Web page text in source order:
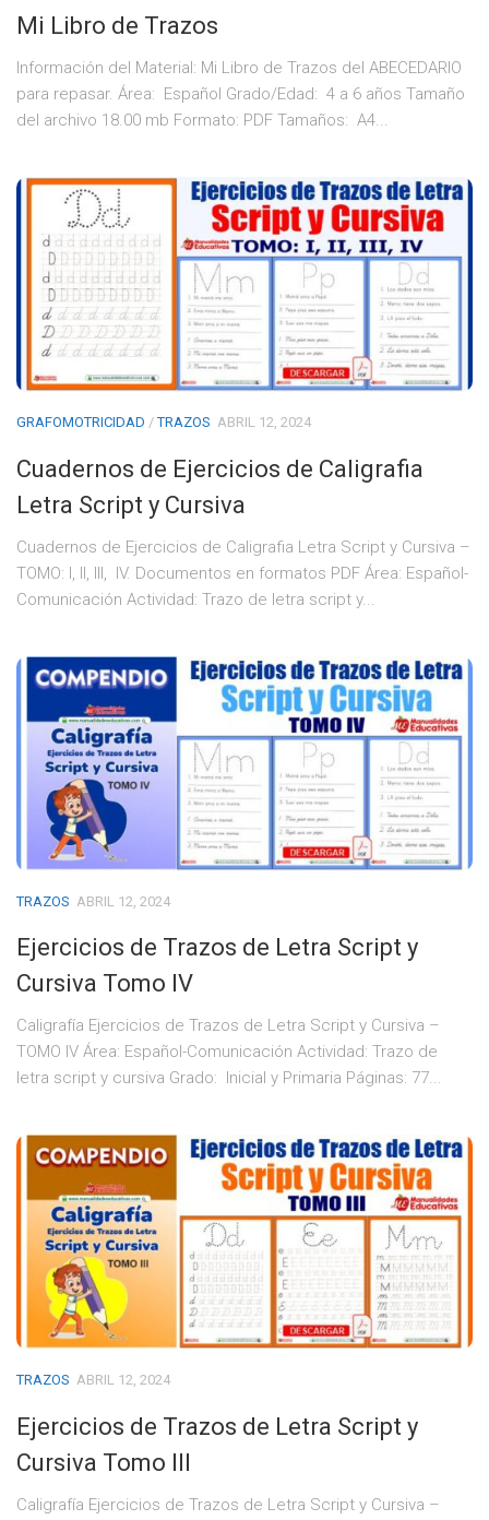
Mi Libro de Trazos
Información del Material: Mi Libro de Trazos del ABECEDARIO
para repasar. Área: Español Grado/Edad: 4 a 6 años Tamaño
del archivo 18.00 mb Formato: PDF Tamaños: A4...
GRAFOMOTRICIDAD /TRAZOS ABRIL 12, 2024
Cuadernos de Ejercicios de Caligrafia
Letra Script y Cursiva
Cuadernos de Ejercicios de Caligrafia Letra Script y Cursiva –
TOMO: I, II, III, IV. Documentos en formatos PDF Área: Español-
Comunicación Actividad: Trazo de letra script y...
TRAZOS ABRIL 12, 2024
Ejercicios de Trazos de Letra Script y
Cursiva Tomo IV
Caligrafía Ejercicios de Trazos de Letra Script y Cursiva –
TOMO IV Área: Español-Comunicación Actividad: Trazo de
letra script y cursiva Grado: Inicial y Primaria Páginas: 77...
TRAZOS ABRIL 12, 2024
Ejercicios de Trazos de Letra Script y
Cursiva Tomo III
Caligrafía Ejercicios de Trazos de Letra Script y Cursiva –